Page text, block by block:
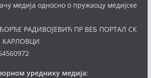
медија односно о пружаоцу медијске
РАДИВОЈЕВИЋ ПР ВЕБ ПОРТАЛ СК
уреднику медија: